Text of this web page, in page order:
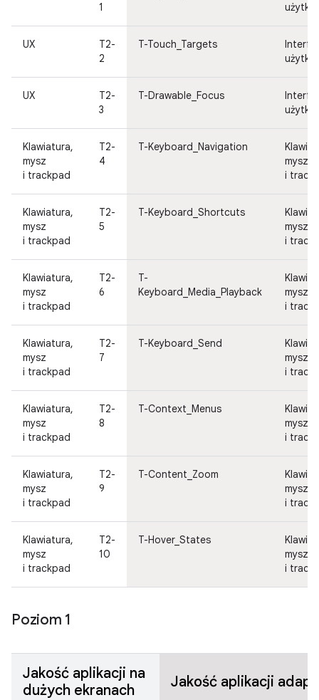
1
UX
T2-
2
T-Touch_Targets
UX
T2-
3
T-Drawable_Focus
Klawiatura,
mysz
i trackpad
T2-
4
T-Keyboard_Navigation
mysz
i
Klawiatura,
mysz
i trackpad
T2-
5
T-Keyboard_Shortcuts
mysz
i
Klawiatura,
mysz
i trackpad
T2-
6
T-
Keyboard_Media_Playback
mysz
i
Klawiatura,
mysz
i trackpad
T2-
7
T-Keyboard_Send
mysz
i
Klawiatura,
mysz
i trackpad
T2-
8
T-Context_Menus
mysz
i
Klawiatura,
mysz
i trackpad
T2-
9
T-Content_Zoom
mysz
i
Klawiatura,
mysz
i trackpad
T2-
10
T-Hover_States
mysz
i
Poziom 1
Jakość aplikacji na
dużych ekranach
Jakość aplikacji